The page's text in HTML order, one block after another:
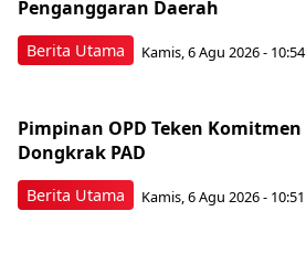
Berita Utama
Penganggaran Daerah
Kamis, 6 Agu 2026 - 10:54
Berita Utama
Pimpinan OPD Teken Komitmen
Dongkrak PAD
Kamis, 6 Agu 2026 - 10:51